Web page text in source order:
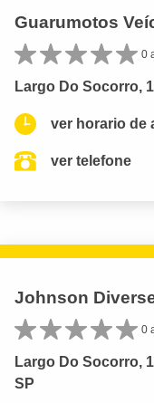
Guarumotos
0
Largo Do Socorro,
ver horario de
ver telefone
Johnson
0
Largo Do Socorro,
SP